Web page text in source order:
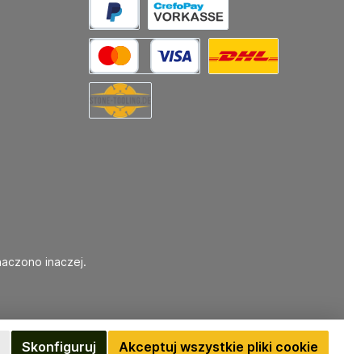
inaczej.
Skonfiguruj Akceptuj wszystkie pliki cookie